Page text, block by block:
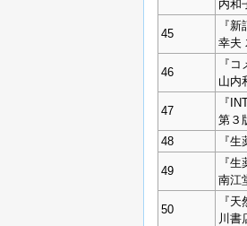
内和
45
『
幸夫
46
『
山内
47
『
第３
48
『
49
『
南江
50
『
川書